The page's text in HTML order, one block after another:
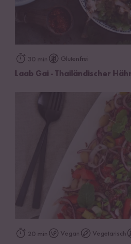
30 min Glutenfrei
Laab Gai - Thailändischer
20 min Vegan Vegetarisch